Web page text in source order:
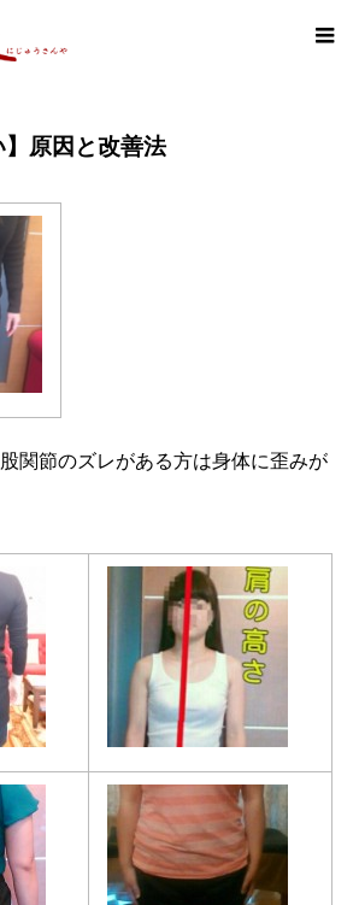
】原因と改善法
関節のズレがある方は身体に歪みが